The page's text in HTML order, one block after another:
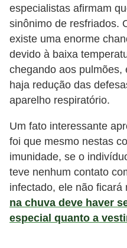
especialistas afirmam
sinônimo de resfriados.
existe uma enorme
devido à baixa
chegando aos pulmões,
haja redução das
aparelho respiratório.
Um fato interessante
foi que mesmo nestas
imunidade, se o
teve nenhum contato
infectado, ele não ficará
na chuva deve haver
especial quanto a